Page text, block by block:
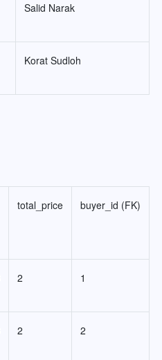
Salid Narak
Korat Sudloh
total_price buyer_id (FK)
2 1
2 2